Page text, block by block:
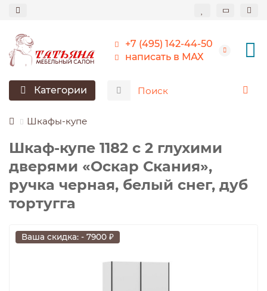
+7 (495) 142-44-50
написать в МАХ
Категории
Шкафы-купе
Шкаф-купе 1182 с 2 глухими
дверями «Оскар Скания»,
ручка черная, белый снег, дуб
тортугга
Ваша скидка: - 7900 ₽